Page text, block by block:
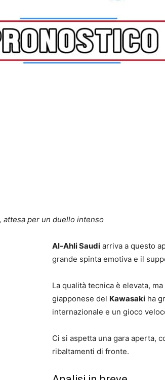
attesa per un duello intenso
Al-Ahli Saudi arriva a questo
grande spinta emotiva e il
La qualità tecnica è elevata,
giapponese del Kawasaki ha
internazionale e un gioco
Ci si aspetta una gara aperta,
ribaltamenti di fronte.